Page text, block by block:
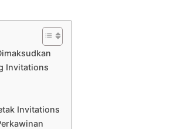
Invitations
Invitations